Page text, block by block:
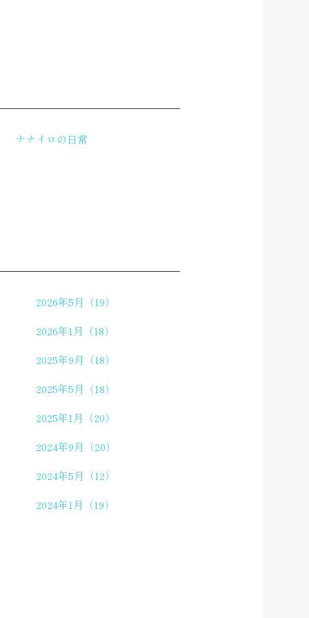
ナナイロの日常
2026年5月（19）
2026年1月（18）
2025年9月（18）
2025年5月（18）
2025年1月（20）
2024年9月（20）
2024年5月（12）
2024年1月（19）